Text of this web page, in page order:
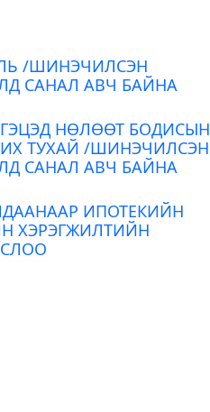
/ШИНЭЧИЛСЭН
САНАЛ АВЧ БАЙНА
НӨЛӨӨТ БОДИСЫН
ТУХАЙ /ШИНЭЧИЛСЭН
САНАЛ АВЧ БАЙНА
ИПОТЕКИЙН
ХЭРЭГЖИЛТИЙН